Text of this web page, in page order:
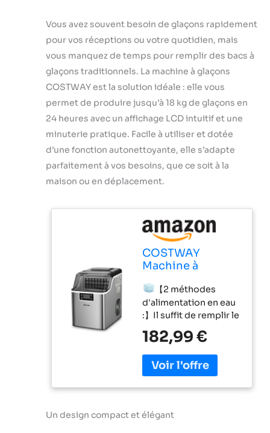
Vous avez souvent besoin de glaçons rapidement
pour vos réceptions ou votre quotidien, mais
vous manquez de temps pour remplir des bacs à
glaçons traditionnels. La machine à glaçons
COSTWAY est la solution idéale : elle vous
permet de produire jusqu’à 18 kg de glaçons en
24 heures avec un affichage LCD intuitif et une
minuterie pratique. Facile à utiliser et dotée
d’une fonction autonettoyante, elle s’adapte
parfaitement à vos besoins, que ce soit à la
maison ou en déplacement.
COSTWAY
Machine à
24h, Machine a
Glacons à
Affichage LCD,
Minuterie 24
Heures, 24
Glaçons en 15-20
Minutes,
Autonettoyant,
Réservoir d'Eau
Maison,
【2 méthodes
d'alimentation en eau
:】Il suffit de remplir le
l'ouverture située sur
le haut de l'appareil ou
de placer une
bonbonne d'eau (non
incluse) sur le
pour remplir
182,99 €
Un design compact et élégant